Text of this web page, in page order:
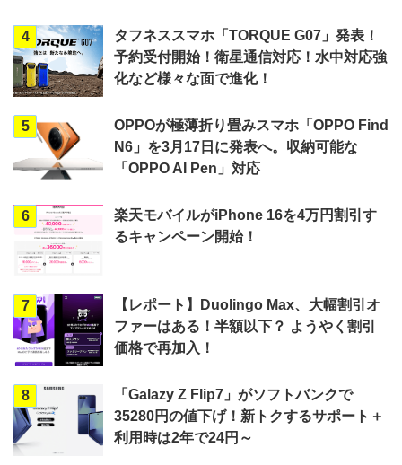
4
タフネススマホ「TORQUE G07」発表！
予約受付開始！衛星通信対応！水中対応強
化など様々な面で進化！
5
OPPOが極薄折り畳みスマホ「OPPO Find
N6」を3月17日に発表へ。収納可能な
「OPPO AI Pen」対応
6
楽天モバイルがiPhone 16を4万円割引す
るキャンペーン開始！
7
【レポート】Duolingo Max、大幅割引オ
ファーはある！半額以下？ ようやく割引
価格で再加入！
8
「Galazy Z Flip7」がソフトバンクで
35280円の値下げ！新トクするサポート＋
利用時は2年で24円～